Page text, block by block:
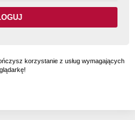
korzystanie z usług wymagających